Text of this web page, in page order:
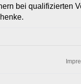
bei qualifizierten